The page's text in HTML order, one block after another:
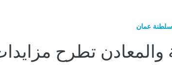
عمان
والمعادن تطرح